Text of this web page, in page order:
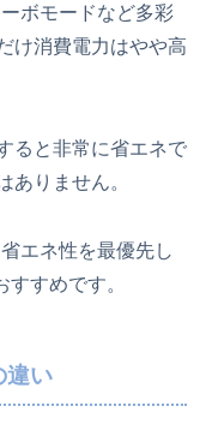
ボモードなど多彩
け消費電力はやや高
ると非常に省エネで
ありません。
エネ性を最優先し
すめです。
違い